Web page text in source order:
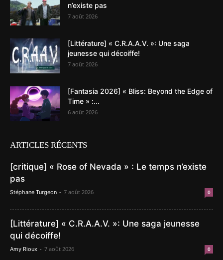
n’existe pas
7 août 2026
[Littérature] « C.R.A.A.V. »: Une saga
jeunesse qui décoiffe!
7 août 2026
[Fantasia 2026] « Bliss: Beyond the Edge of
Time » :...
6 août 2026
ARTICLES RÉCENTS
[critique] « Rose of Nevada » : Le temps n’existe
pas
Stéphane Turgeon - 7 août 2026 0
[Littérature] « C.R.A.A.V. »: Une saga jeunesse
qui décoiffe!
Amy Rioux - 7 août 2026 0